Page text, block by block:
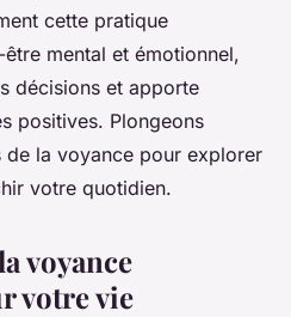
cette pratique
mental et émotionnel,
décisions et apporte
positives. Plongeons
de la voyance pour explorer
votre quotidien.
voyance
votre vie